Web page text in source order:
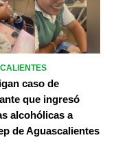
caso de
que ingresó
alcohólicas a
de Aguascalientes